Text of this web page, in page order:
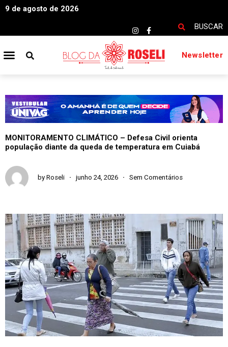
9 de agosto de 2026
BUSCAR
Newsletter
MONITORAMENTO CLIMÁTICO – Defesa Civil orienta
população diante da queda de temperatura em Cuiabá
by Roseli junho 24, 2026 Sem Comentários